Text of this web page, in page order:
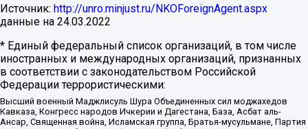
Источник: http://unro.minjust.ru/NKOForeignAgent.aspx
данные на 24.03.2022
* Единый федеральный список организаций, в том числе
иностранных и международных организаций, признанных
в соответствии с законодательством Российской
Федерации террористическими:
Высший военный Маджлисуль Шура Объединенных сил моджахедов
Кавказа, Конгресс народов Ичкерии и Дагестана, База, Асбат аль-
Ансар, Священная война, Исламская группа, Братья-мусульмане, Партия